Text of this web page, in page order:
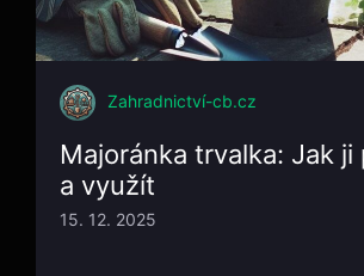
Zahradnictví-cb.cz
Majoránka trvalka: Jak
a využít
15. 12. 2025